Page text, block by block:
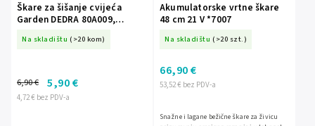
Škare za šišanje cvijeća
Garden DEDRA 80A009,
50mm
Na skladištu (>20 kom)
4,72 € bez PDV-a
6,90 € 5,90 €
Akumulatorske vrtne škare
48 cm 21 V *7007
Na skladištu (>20 szt.)
53,52 € bez PDV-a
66,90 €
Snažne i lagane bežične škare za živicu